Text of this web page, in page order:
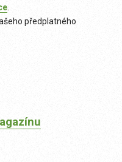
předplatného